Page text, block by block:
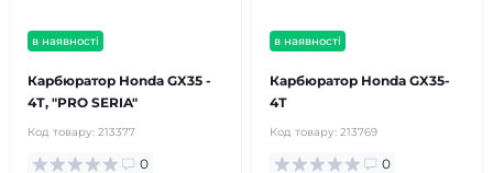
в наявності
Карбюратор Honda GX35 -
4Т, "PRO SERIA"
Код товару: 213377
0
в наявності
Карбюратор Honda GX35-
4Т
Код товару: 213769
0